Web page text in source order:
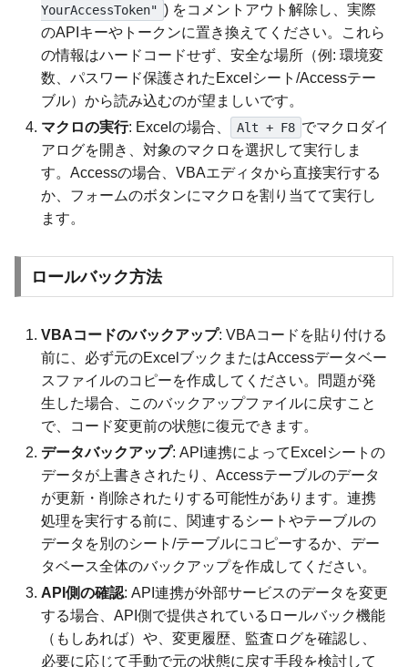
YourAccessToken" ) をコメントアウト解除し、実際
のAPIキーやトークンに置き換えてください。これら
の情報はハードコードせず、安全な場所（例: 環境変
数、パスワード保護されたExcelシート/Accessテー
ブル）から読み込むのが望ましいです。
マクロの実行: Excelの場合、 Alt + F8 でマクロダイ
アログを開き、対象のマクロを選択して実行しま
す。Accessの場合、VBAエディタから直接実行する
か、フォームのボタンにマクロを割り当てて実行し
ます。
ロールバック方法
VBAコードのバックアップ: VBAコードを貼り付ける
前に、必ず元のExcelブックまたはAccessデータベー
スファイルのコピーを作成してください。問題が発
生した場合、このバックアップファイルに戻すこと
で、コード変更前の状態に復元できます。
データバックアップ: API連携によってExcelシートの
データが上書きされたり、Accessテーブルのデータ
が更新・削除されたりする可能性があります。連携
処理を実行する前に、関連するシートやテーブルの
データを別のシート/テーブルにコピーするか、デー
タベース全体のバックアップを作成してください。
API側の確認: API連携が外部サービスのデータを変更
する場合、API側で提供されているロールバック機能
（もしあれば）や、変更履歴、監査ログを確認し、
必要に応じて手動で元の状態に戻す手段を検討して